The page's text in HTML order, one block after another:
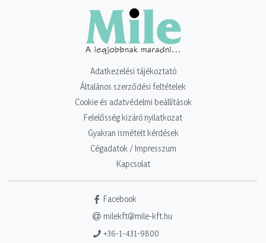
Adatkezelési tájékoztató
Általános szerződési feltételek
Cookie és adatvédelmi beállítások
Felelősség kizáró nyilatkozat
Gyakran ismételt kérdések
Cégadatok / Impresszum
Kapcsolat
Facebook
milekft@mile-kft.hu
+36-1-431-9800